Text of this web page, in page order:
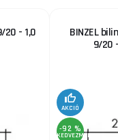
20 - 1,0
BINZEL
9/20
AKCIÓ
-92 %
KEDVEZMÉNY